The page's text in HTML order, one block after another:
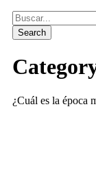
¿Cuál es la época